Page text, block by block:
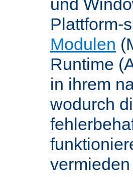
und
Plattform-
Modulen
Runtime
in ihrem
wodurch